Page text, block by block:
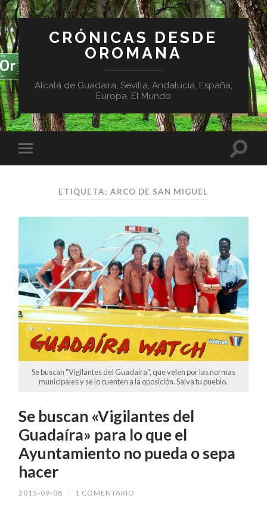
CRÓNICAS DESDE
OROMANA
Alcalá de Guadaíra, Sevilla, Andalucía, España,
Europa, El Mundo
ETIQUETA:ARCO DE SAN MIGUEL
Se buscan "Vigilantes del Guadaíra", que velen por las normas
municipales y se lo cuenten a la oposición. Salva tu pueblo.
Se buscan «Vigilantes del
Guadaíra» para lo que el
Ayuntamiento no pueda o sepa
hacer
2015-09-08 / 1 COMENTARIO